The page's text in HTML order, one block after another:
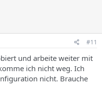
#11
und arbeite weiter mit
ich nicht weg. Ich
nicht. Brauche